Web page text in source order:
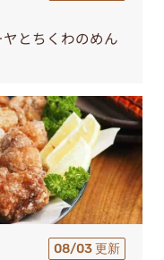
とちくわのめん
08/03 更新